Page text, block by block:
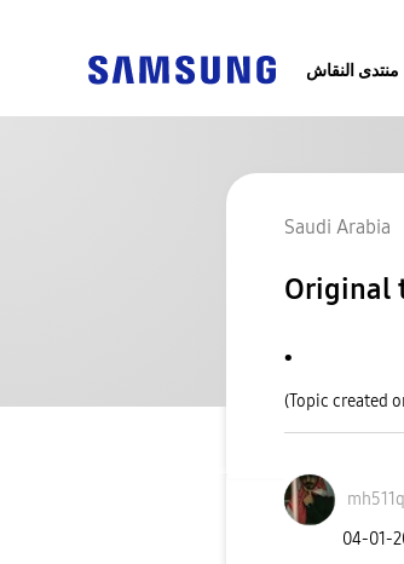
منتدى النقاش
Saudi Arabia
Original
.
(Topic created
mh511q
‎04-01-